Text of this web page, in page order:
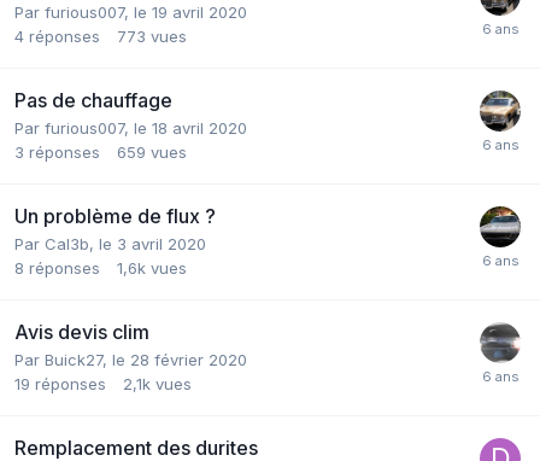
Par furious007, le 19 avril 2020
4 réponses 773 vues
Pas de chauffage
Par furious007, le 18 avril 2020
3 réponses 659 vues
Un problème de flux ?
Par Cal3b, le 3 avril 2020
8 réponses 1,6k vues
Avis devis clim
Par Buick27, le 28 février 2020
19 réponses 2,1k vues
Remplacement des durites